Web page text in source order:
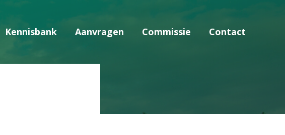
Kennisbank Aanvragen Commissie Contact